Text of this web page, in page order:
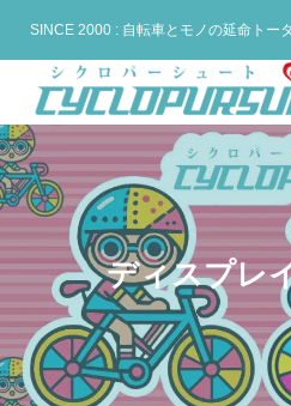
SINCE 2000 : 自転車とモノの延命トー
ディスプレ